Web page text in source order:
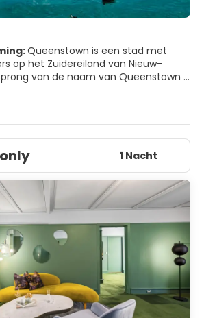
Queenstown is een stad met
op het Zuidereiland van Nieuw-
van de naam van Queenstown is
in Queenstown was die riep
1 Nacht